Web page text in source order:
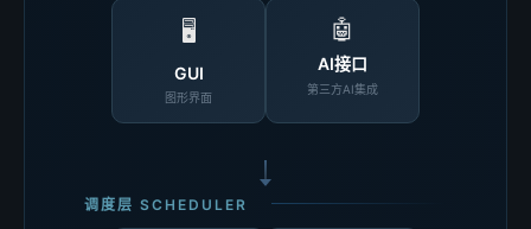
🖥️
GUI
图形界面
🤖
AI接口
第三方AI集成
调度层 SCHEDULER